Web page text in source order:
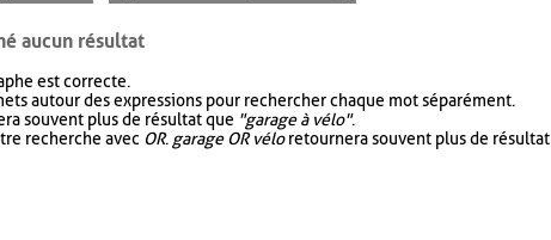
aucun résultat
est correcte.
autour des expressions pour rechercher chaque mot séparément.
souvent plus de résultat que "garage à vélo".
recherche avec OR. garage OR véloretournera souvent plus de résultat